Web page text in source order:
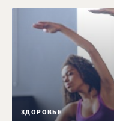
ЗДОРОВЬЕ